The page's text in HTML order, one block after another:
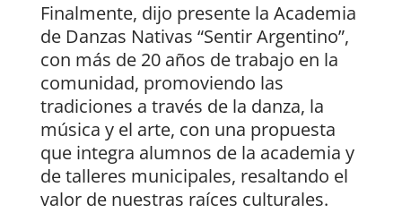
Finalmente, dijo presente la Academia
de Danzas Nativas “Sentir Argentino”,
con más de 20 años de trabajo en la
comunidad, promoviendo las
tradiciones a través de la danza, la
música y el arte, con una propuesta
que integra alumnos de la academia y
de talleres municipales, resaltando el
valor de nuestras raíces culturales.